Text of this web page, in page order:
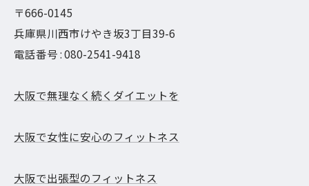
〒666-0145
兵庫県川西市けやき坂3丁目39-6
電話番号 : 080-2541-9418
大阪で無理なく続くダイエットを
大阪で女性に安心のフィットネス
大阪で出張型のフィットネス